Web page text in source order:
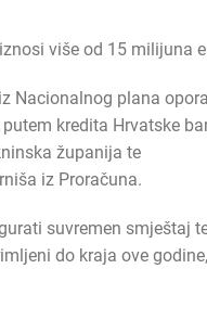
više od 15 milijuna
Nacionalnog plana
kredita Hrvatske
županija te
iz Proračuna.
suvremen smještaj
do kraja ove